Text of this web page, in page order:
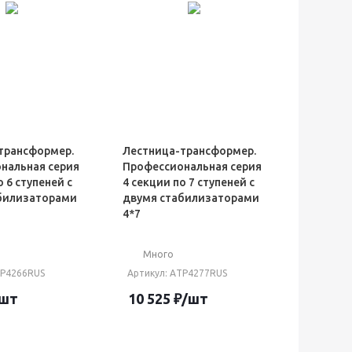
серия
6 ступеней с
Лестница-трансформер.
Профессиональная серия
4 секции по 7 ступеней с
двумя стабилизаторами
4*7
Много
Артикул: AТP4277RUS
10 525 ₽/шт